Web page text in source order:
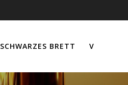
SCHWARZES BRETT V